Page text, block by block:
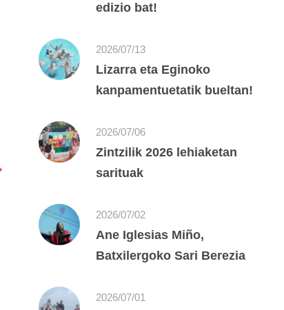
edizio bat!
2026/07/13
Lizarra eta Eginoko
kanpamentuetatik bueltan!
2026/07/06
Zintzilik 2026 lehiaketan
sarituak
2026/07/02
Ane Iglesias Miño,
Batxilergoko Sari Berezia
2026/07/01